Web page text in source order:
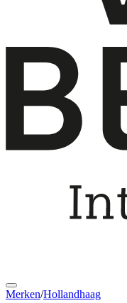
Merken/Hollandhaag